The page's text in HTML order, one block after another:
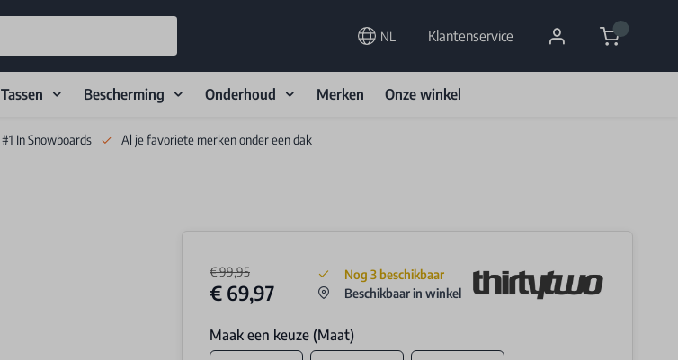
NL Klantenservice Cart
Tassen Bescherming Onderhoud Merken Onze winkel
#1 In Snowboards Al je favoriete merken onder een dak
€ 99,95
€ 69,97
Nog 3 beschikbaar
Beschikbaar in winkel
Maak een keuze (Maat)